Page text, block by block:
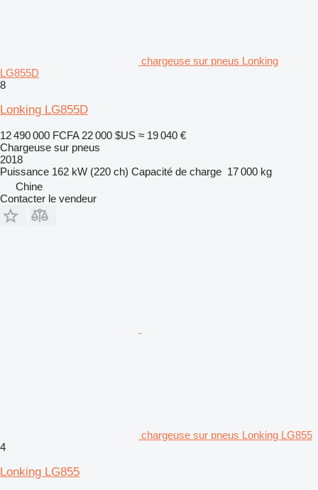
chargeuse sur pneus Lonking
LG855D
8
Lonking LG855D
12 490 000 FCFA 22 000 $US ≈ 19 040 €
Chargeuse sur pneus
2018
Puissance 162 kW (220 ch) Capacité de charge 17 000 kg
Chine
Contacter le vendeur
chargeuse sur pneus Lonking LG855
4
Lonking LG855